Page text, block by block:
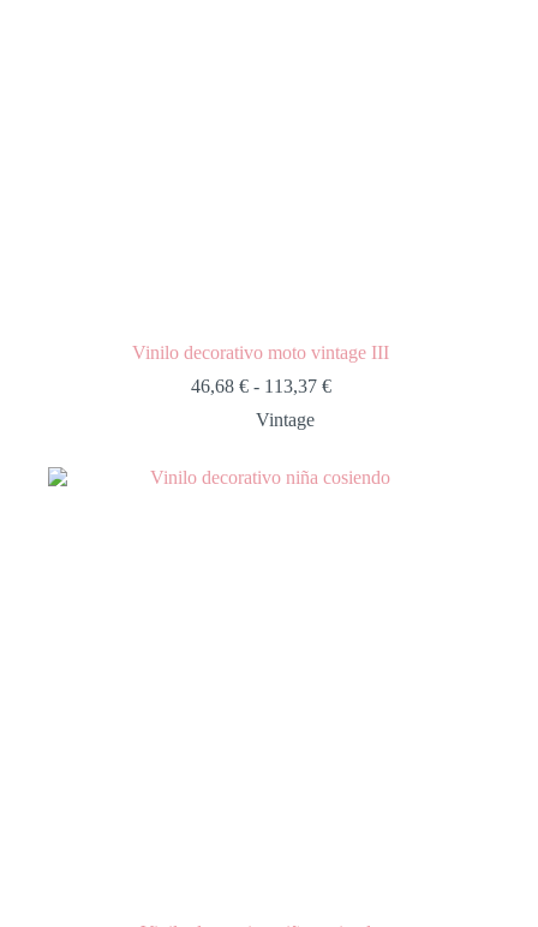
Vinilo decorativo moto vintage III
46,68 € - 113,37 €
Vintage